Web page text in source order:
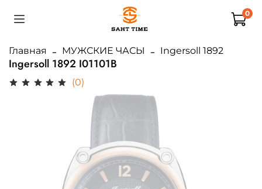
0
Главная МУЖСКИЕ ЧАСЫ Ingersoll 1892
Ingersoll 1892 I01101B
(0)